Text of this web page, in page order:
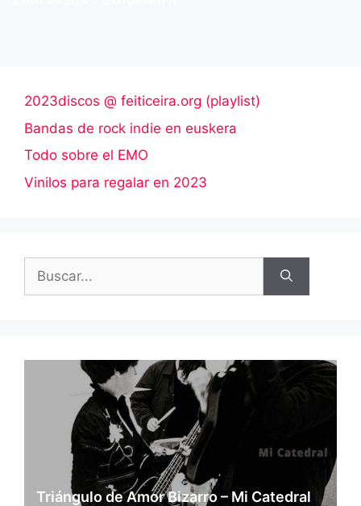
2023discos @ feiticeira.org (playlist)
Bandas de rock indie en euskera
Todo sobre el EMO
Vinilos para regalar en 2023
Triángulo de Amor Bizarro – Mi Catedral